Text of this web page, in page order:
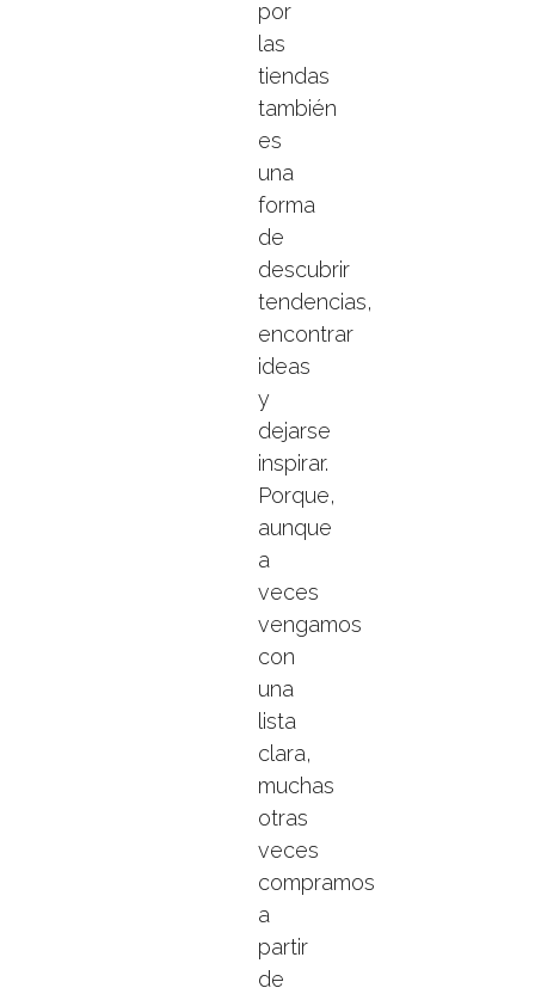
por
las
tiendas
también
es
una
forma
de
descubrir
tendencias,
encontrar
ideas
y
dejarse
inspirar.
Porque,
aunque
a
veces
vengamos
con
una
lista
clara,
muchas
otras
veces
compramos
a
partir
de